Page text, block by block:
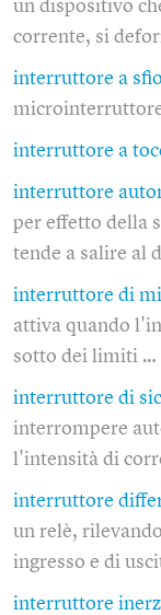
un dispositivo
corrente, si
interruttore a
interruttore a
interruttore
per effetto della
tende a salire al
interruttore di
attiva quando
sotto dei limiti …
interruttore di
interrompere
l'intensità di
interruttore
un relè,
ingresso e di
interruttore